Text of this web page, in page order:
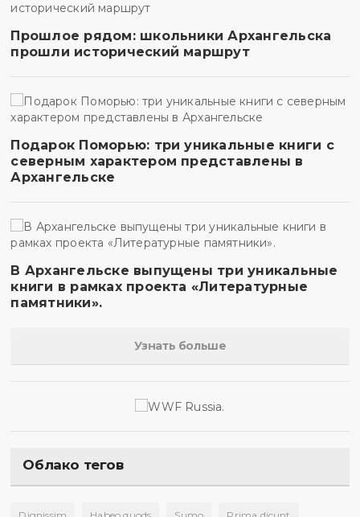
Прошлое рядом: школьники Архангельска
прошли исторический маршрут
Подарок Поморью: три уникальные книги с
северным характером представлены в
Архангельске
В Архангельске выпущены три уникальные
книги в рамках проекта «Литературные
памятники».
Узнать больше
Облако тегов